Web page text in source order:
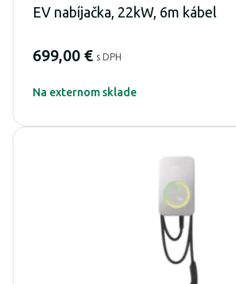
EV nabíjačka, 22kW, 6m kábel
699,00 € s DPH
Na externom sklade